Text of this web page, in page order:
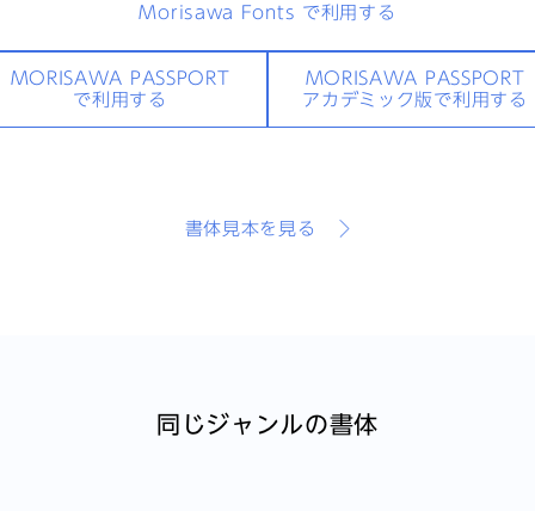
Morisawa Fonts で利用する
MORISAWA PASSPORT
で利用する
MORISAWA PASSPORT
アカデミック版で利用する
書体見本を見る
同じジャンルの書体